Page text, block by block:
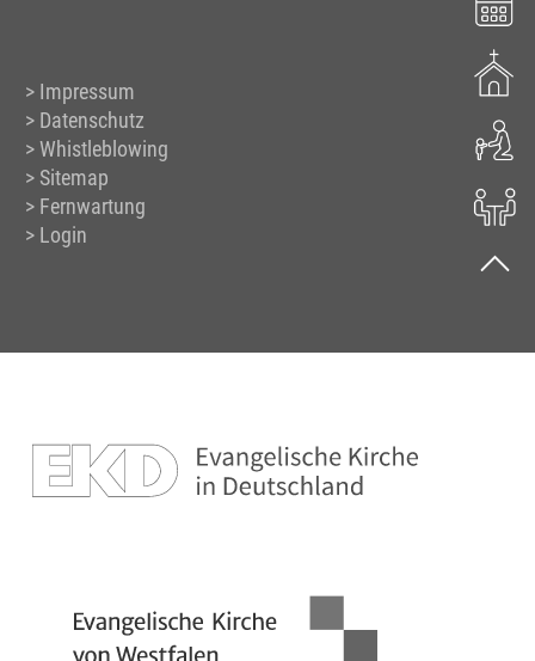
Impressum
Datenschutz
Whistleblowing
Sitemap
Fernwartung
Login